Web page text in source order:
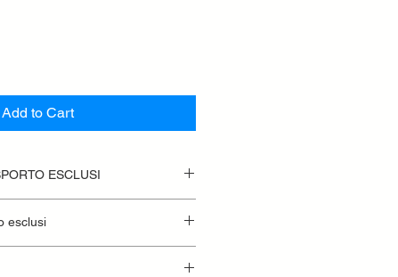
Add to Cart
ESCLUSI
esclusi